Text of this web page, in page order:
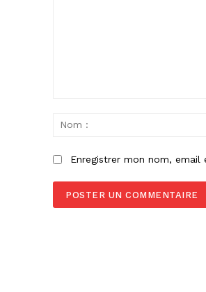
Enregistrer mon nom,